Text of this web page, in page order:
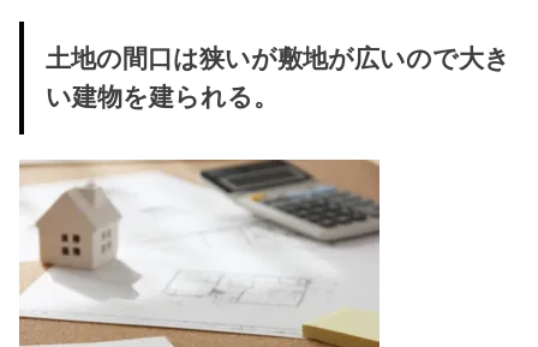
土地の間口は狭いが敷地が広いので大き
い建物を建られる。